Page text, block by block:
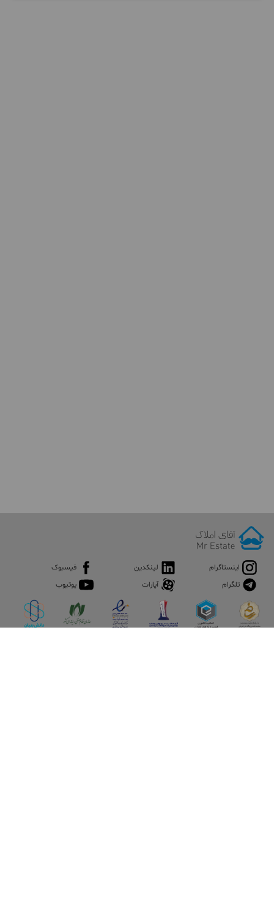
اینستاگرام لینکدین
فیسبوک
تلگرام
آپارات یوتیوب